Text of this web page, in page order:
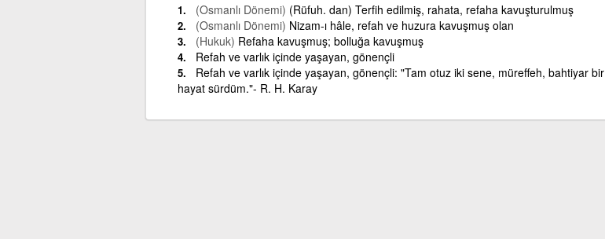
(Osmanlı Dönemi) (Rüfuh. dan) Terfih edilmiş, rahata, refaha kavuşturulmuş
(Osmanlı Dönemi) Nizam-ı hâle, refah ve huzura kavuşmuş olan
(Hukuk) Refaha kavuşmuş; bolluğa kavuşmuş
Refah ve varlık içinde yaşayan, gönençli
Refah ve varlık içinde yaşayan, gönençli: "Tam otuz iki sene, müreffeh, bahtiyar bir
hayat sürdüm."- R. H. Karay